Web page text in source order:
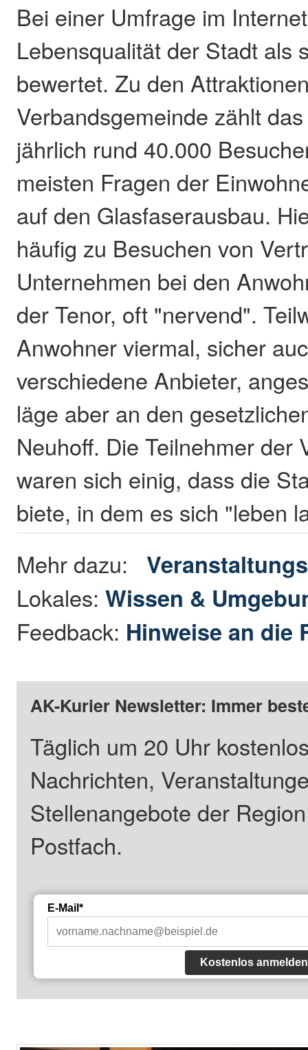
Bei einer Umfrage im
Lebensqualität der Stadt als
bewertet. Zu den
Verbandsgemeinde zählt
jährlich rund 40.000
meisten Fragen der
auf den Glasfaserausbau.
häufig zu Besuchen von
Unternehmen bei den
der Tenor, oft "nervend".
Anwohner viermal, sicher
verschiedene Anbieter,
läge aber an den
Neuhoff. Die Teilnehmer der
waren sich einig, dass die
biete, in dem es sich "leben
Mehr dazu:
Lokales:Wissen &
Feedback: Hinweise an die
AK-Kurier Newsletter: Immer
Täglich um 20 Uhr
Nachrichten,
Stellenangebote der
Postfach.
E-Mail*
Kostenlos anmelden